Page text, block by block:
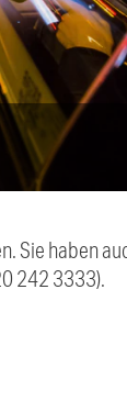
Sie haben
242 3333).